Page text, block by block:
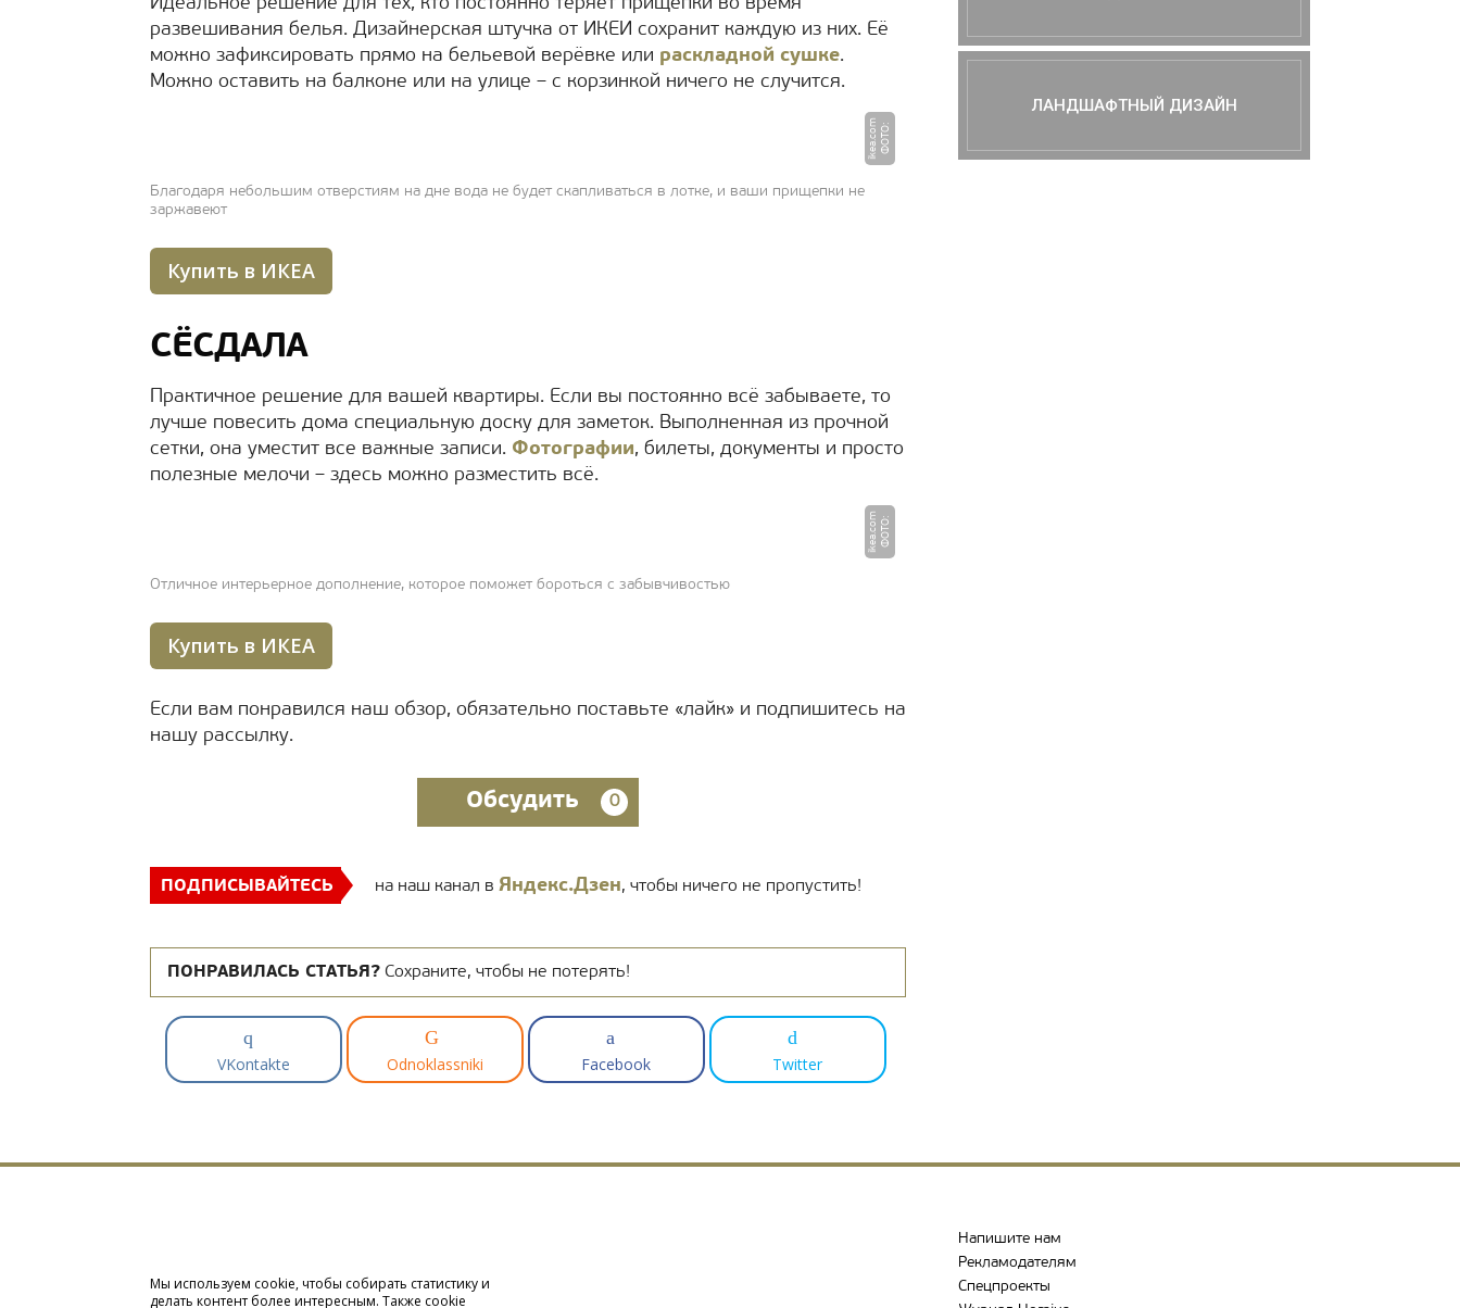
развешивания белья. Дизайнерская штучка от ИКЕИ сохранит каждую из них. Её
можно зафиксировать прямо на бельевой верёвке или раскладной сушке.
Можно оставить на балконе или на улице – с корзинкой ничего не случится.
Ф
О
Т
О
:
i
k
e
a.
c
o
m
Благодаря небольшим отверстиям на дне вода не будет скапливаться в лотке, и ваши прищепки не
заржавеют
Купить в ИКЕА
СЁСДАЛА
Практичное решение для вашей квартиры. Если вы постоянно всё забываете, то
лучше повесить дома специальную доску для заметок. Выполненная из прочной
сетки, она уместит все важные записи. Фотографии, билеты, документы и просто
полезные мелочи – здесь можно разместить всё.
Ф
О
Т
О
:
i
k
e
a.
c
o
m
Отличное интерьерное дополнение, которое поможет бороться с забывчивостью
Купить в ИКЕА
Если вам понравился наш обзор, обязательно поставьте «лайк» и подпишитесь на
нашу рассылку.
Обсудить 0
ПОДПИСЫВАЙТЕСЬ на наш канал в Яндекс.Дзен, чтобы ничего не пропустить!
ПОНРАВИЛАСЬ СТАТЬЯ? Сохраните, чтобы не потерять!
VKontakte Odnoklassniki Facebook Twitter
ЛАНДШАФТНЫЙ ДИЗАЙН
Мы используем cookie, чтобы собирать статистику и
делать контент более интересным. Также cookie
Напишите нам
Рекламодателям
Спецпроекты